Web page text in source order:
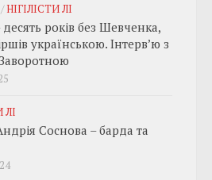
/НІГІЛІСТИ ЛІ
років без Шевченка,
українською. Інтерв’ю з
ЛІ
Соснова – барда та